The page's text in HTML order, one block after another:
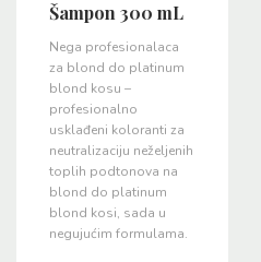
Šampon 300 mL
Nega profesionalaca
za blond do platinum
blond kosu –
profesionalno
usklađeni koloranti za
neutralizaciju neželjenih
toplih podtonova na
blond do platinum
blond kosi, sada u
negujućim formulama.